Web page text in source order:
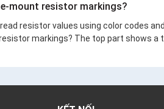
mount resistor markings?
resistor values using color codes
markings? The top part shows a